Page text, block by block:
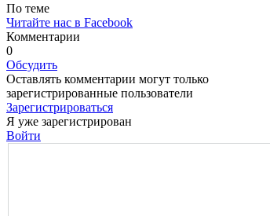
По теме
Читайте нас в Facebook
Комментарии
0
Обсудить
Оставлять комментарии могут только
зарегистрированные пользователи
Зарегистрироваться
Я уже зарегистрирован
Войти